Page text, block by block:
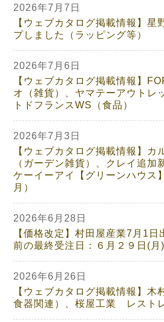
2026年7月7日
【ウェブカタログ掲載情報】
プしました（ラッピング等）
2026年7月6日
【ウェブカタログ掲載情報】
オ（雑貨）、ヤマテーアウトレ
トドフランスWS（食品）
2026年7月3日
【ウェブカタログ掲載情報】カ
（ガーデン雑貨）、クレイ追加
ケーイーアイ【グリーンハウス
月）
2026年6月28日
【価格改定】村田屋産業7月1日
前の最終受注日：６月２９日(月
2026年6月26日
【ウェブカタログ掲載情報】木
食器関連）、桜屋工業 レスト